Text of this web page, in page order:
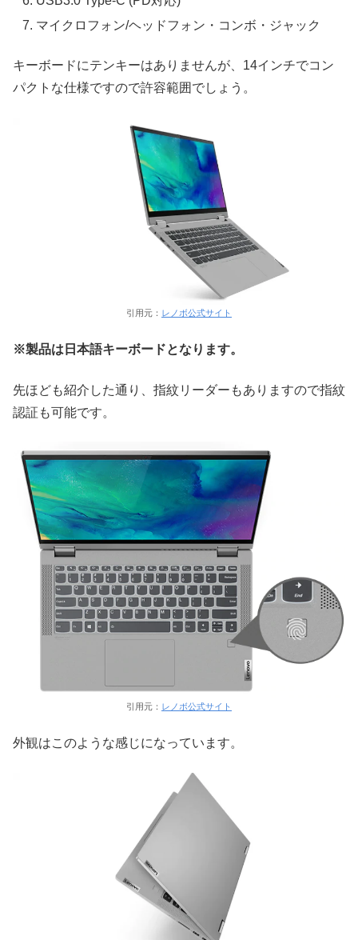
マイクロフォン/ヘッドフォン・コンボ・ジャック
キーボードにテンキーはありませんが、14インチでコン
パクトな仕様ですので許容範囲でしょう。
引用元： レノボ公式サイト
※製品は日本語キーボードとなります。
先ほども紹介した通り、指紋リーダーもありますので指紋
認証も可能です。
引用元： レノボ公式サイト
外観はこのような感じになっています。